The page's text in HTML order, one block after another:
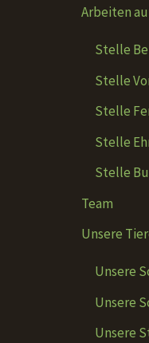
Arbeiten
Stelle
Stelle
Stelle
Stelle
Stelle
Team
Unsere
Unsere
Unsere
Unsere